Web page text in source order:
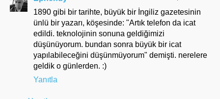
1890 gibi bir tarihte, büyük bir İngiliz gazetesinin
ünlü bir yazarı, köşesinde: "Artık telefon da icat
edildi. teknolojinin sonuna geldiğimizi
düşünüyorum. bundan sonra büyük bir icat
yapılabileceğini düşünmüyorum" demişti. nerelere
geldik o günlerden. :)
Yanıtla